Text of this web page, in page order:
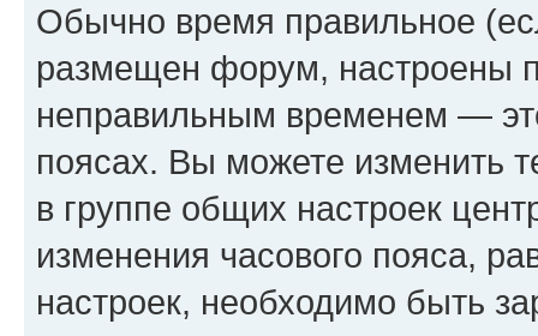
Обычно время правильное
размещен форум, настроены
неправильным временем —
поясах. Вы можете изменить
в группе общих настроек
изменения часового пояса,
настроек, необходимо быть